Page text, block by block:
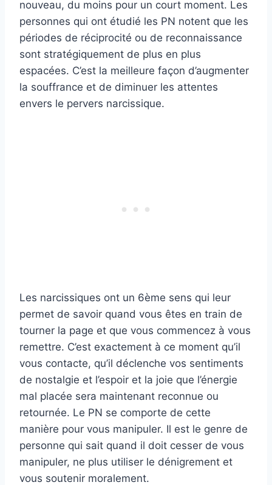
nouveau, du moins pour un court moment. Les
personnes qui ont étudié les PN notent que les
périodes de réciprocité ou de reconnaissance
sont stratégiquement de plus en plus
espacées. C’est la meilleure façon d’augmenter
la souffrance et de diminuer les attentes
envers le pervers narcissique.
Les narcissiques ont un 6ème sens qui leur
permet de savoir quand vous êtes en train de
tourner la page et que vous commencez à vous
remettre. C’est exactement à ce moment qu’il
vous contacte, qu’il déclenche vos sentiments
de nostalgie et l’espoir et la joie que l’énergie
mal placée sera maintenant reconnue ou
retournée. Le PN se comporte de cette
manière pour vous manipuler. Il est le genre de
personne qui sait quand il doit cesser de vous
manipuler, ne plus utiliser le dénigrement et
vous soutenir moralement.